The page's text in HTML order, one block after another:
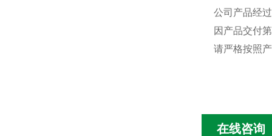
公司产品经
因产品交付
请严格按照
在线咨询